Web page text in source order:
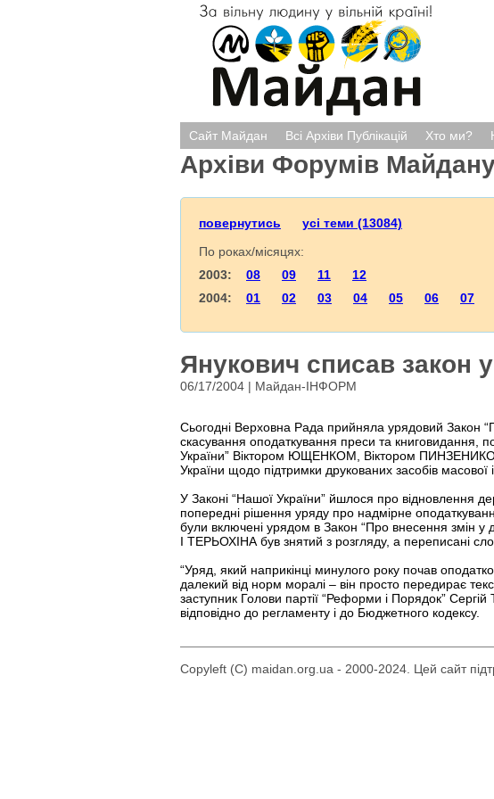
Сайт Майдан Всі Архіви Публікацій Хто ми?
Архіви Форумів
повернутись
усі теми (13084)
По роках/місяцях:
2003: 08 09 11
12
2004: 01 02 03 04 05 06 07
Янукович списав закон
06/17/2004 | Майдан-ІНФОРМ
Сьогодні Верховна Рада прийняла урядовий Закон
скасування оподаткування преси та книговидання,
України” Віктором ЮЩЕНКОМ, Віктором
України щодо підтримки друкованих засобів масової
У Законі “Нашої України” йшлося про відновлення
попередні рішення уряду про надмірне
були включені урядом в Закон “Про внесення
І ТЕРЬОХІНА був знятий з розгляду, а переписані
“Уряд, який наприкінці минулого року почав
далекий від норм моралі – він просто передирає
заступник Голови партії “Реформи і Порядок”
відповідно до регламенту і до Бюджетного кодексу.
Copyleft (C) maidan.org.ua - 2000-2024. Цей сайт